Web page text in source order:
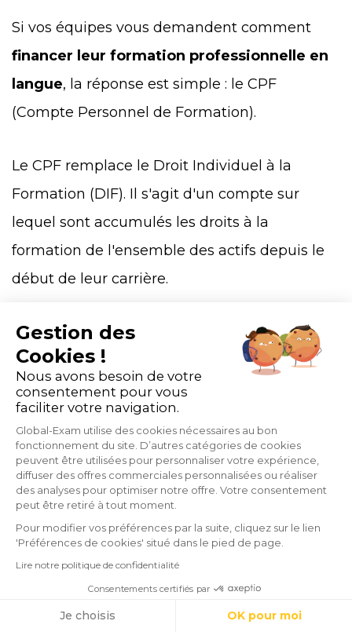
Si vos équipes vous demandent comment
financer leur formation professionnelle en
langue, la réponse est simple : le CPF
(Compte Personnel de Formation).
Le CPF remplace le Droit Individuel à la
Formation (DIF). Il s'agit d'un compte sur
lequel sont accumulés les droits à la
formation de l'ensemble des actifs depuis le
début de leur carrière.
Tout travailleur dispose du droit à la formation
et d'un nombre de crédit sur le CPF pouvant
être utilisé afin d'être formé. Ainsi, vos
collaborateurs (le demandeur de cours de
langue) peuvent êtreformé à l'anglais
professionnelou général en mobilisant leur
CPF.
Gestion des
Cookies !
Nous avons besoin de votre
consentement pour vous
faciliter votre navigation.
Global-Exam utilise des cookies nécessaires au bon
fonctionnement du site. D’autres catégories de cookies
peuvent être utilisées pour personnaliser votre expérience,
diffuser des offres commerciales personnalisées ou réaliser
des analyses pour optimiser notre offre. Votre consentement
peut être retiré à tout moment.
Pour modifier vos préférences par la suite, cliquez sur le lien
'Préférences de cookies' situé dans le pied de page.
Lire notre politique de confidentialité
Consentements certifiés par
Je choisis OK pour moi
Cookies